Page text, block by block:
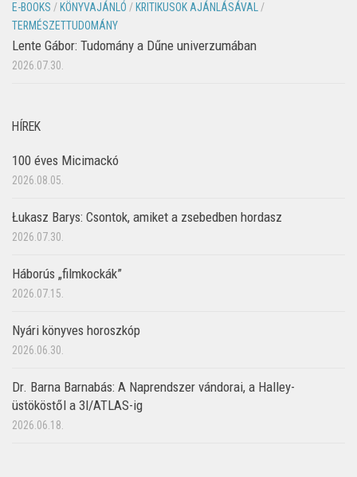
E-BOOKS / KÖNYVAJÁNLÓ / KRITIKUSOK AJÁNLÁSÁVAL/
TERMÉSZETTUDOMÁNY
Lente Gábor: Tudomány a Dűne univerzumában
2026.07.30.
HÍREK
100 éves Micimackó
2026.08.05.
Łukasz Barys: Csontok, amiket a zsebedben hordasz
2026.07.30.
Háborús „filmkockák”
2026.07.15.
Nyári könyves horoszkóp
2026.06.30.
Dr. Barna Barnabás: A Naprendszer vándorai, a Halley-
üstököstől a 3I/ATLAS-ig
2026.06.18.